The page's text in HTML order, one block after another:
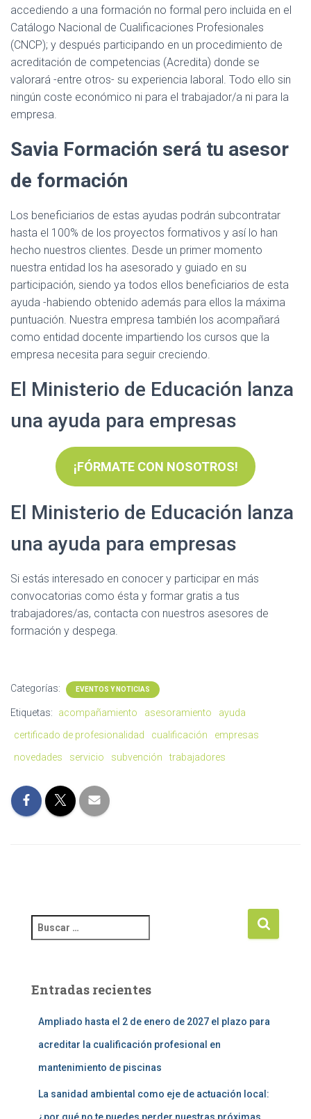
accediendo a una formación no formal pero incluida en el
Catálogo Nacional de Cualificaciones Profesionales
(CNCP); y después participando en un procedimiento de
acreditación de competencias (Acredita) donde se
valorará -entre otros- su experiencia laboral. Todo ello sin
ningún coste económico ni para el trabajador/a ni para la
empresa.
Savia Formación será tu asesor
de formación
Los beneficiarios de estas ayudas podrán subcontratar
hasta el 100% de los proyectos formativos y así lo han
hecho nuestros clientes. Desde un primer momento
nuestra entidad los ha asesorado y guiado en su
participación, siendo ya todos ellos beneficiarios de esta
ayuda -habiendo obtenido además para ellos la máxima
puntuación. Nuestra empresa también los acompañará
como entidad docente impartiendo los cursos que la
empresa necesita para seguir creciendo.
El Ministerio de Educación lanza
una ayuda para empresas
¡FÓRMATE CON NOSOTROS!
El Ministerio de Educación lanza
una ayuda para empresas
Si estás interesado en conocer y participar en más
convocatorias como ésta y formar gratis a tus
trabajadores/as, contacta con nuestros asesores de
formación y despega.
Categorías: EVENTOS Y NOTICIAS
Etiquetas: acompañamiento asesoramiento
ayuda
certificado de profesionalidad
cualificación
empresas
novedades
servicio subvención trabajadores
Entradas recientes
Ampliado hasta el 2 de enero de 2027 el plazo para
acreditar la cualificación profesional en
mantenimiento de piscinas
La sanidad ambiental como eje de actuación local: